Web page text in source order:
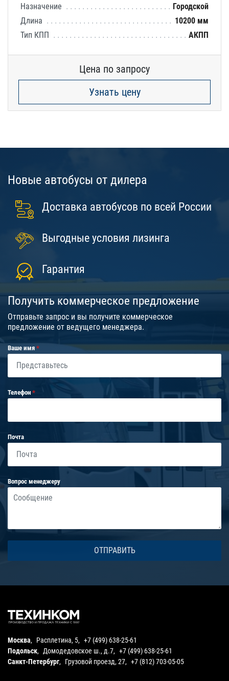
Назначение
Городской
Длина
10200 мм
Тип КПП
АКПП
Цена по запросу
Узнать цену
Новые автобусы от дилера
Доставка автобусов по всей России
Выгодные условия лизинга
Гарантия
Получить коммерческое предложение
Отправьте запрос и вы получите коммерческое
предложение от ведущего менеджера.
Ваше имя
Телефон
Почта
Вопрос менеджеру
Москва, Расплетина, 5, +7 (499) 638-25-61
Подольск, Домодедовское ш., д.7, +7 (499) 638-25-61
Санкт-Петербург, Грузовой проезд, 27, +7 (812) 703-05-05